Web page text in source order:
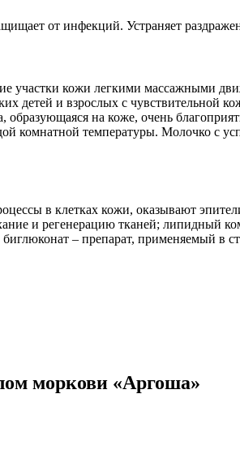
от инфекций. Устраняет
участки кожи легкими массажными
детей и взрослых с
на коже, очень
комнатной температуры. Молочко с
в клетках кожи, оказывают
и регенерацию тканей; липидный
– препарат, применяемый в
моркови «Аргоша»